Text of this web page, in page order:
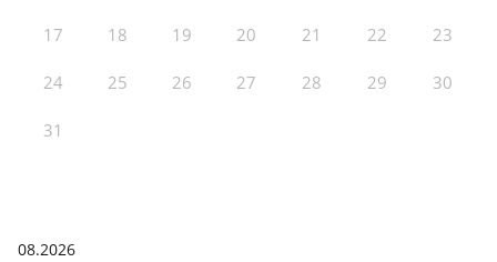
17 18 19 20 21 22 23
24 25 26 27 28 29 30
31
08.2026